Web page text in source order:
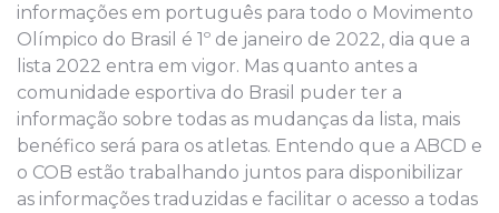
informações em português para todo o Movimento
Olímpico do Brasil é 1º de janeiro de 2022, dia que a
lista 2022 entra em vigor. Mas quanto antes a
comunidade esportiva do Brasil puder ter a
informação sobre todas as mudanças da lista, mais
benéfico será para os atletas. Entendo que a ABCD e
o COB estão trabalhando juntos para disponibilizar
as informações traduzidas e facilitar o acesso a todas